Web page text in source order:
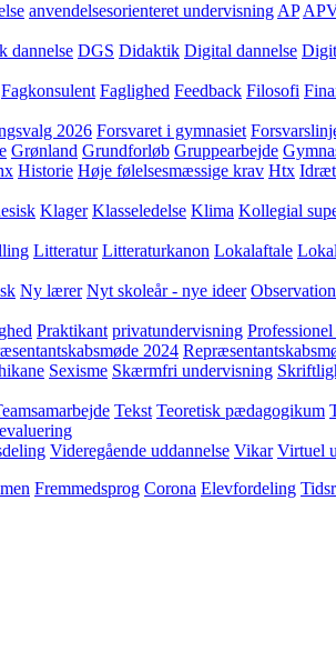
anvendelsesorienteret undervisning AP
dannelse DGS Didaktik Digital dannelse
Fagkonsulent Faglighed Feedback Filosofi
2026 Forsvaret i gymnasiet
Grønland Grundforløb Gruppearbejde
Historie Høje følelsesmæssige krav Htx Idræt
Klager Klasseledelse Klima Kollegial
Litteratur Litteraturkanon Lokalaftale
Ny lærer Nyt skoleår - nye ideer
Praktikant privatundervisning
2024
Sexisme Skærmfri undervisning
Tekst Teoretisk pædagogikum
Videregående uddannelse Vikar Virtuel
Fremmedsprog Corona Elevfordeling